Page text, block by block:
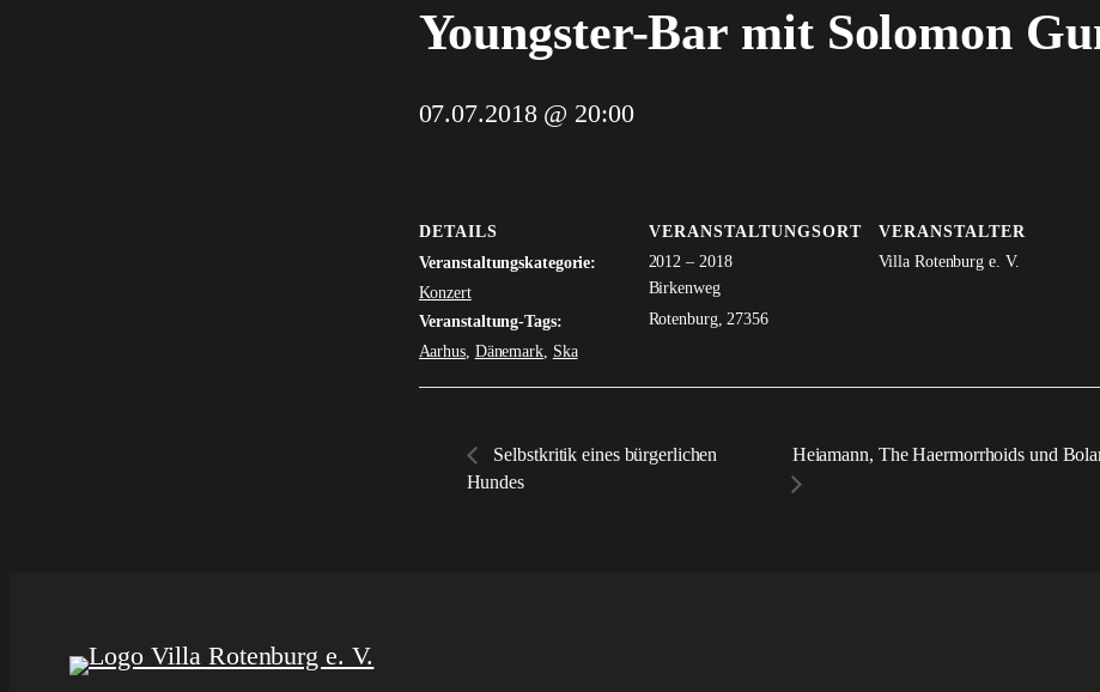
Youngster-Bar mit Solomon
07.07.2018 @ 20:00
DETAILS
Veranstaltungskategorie:
Konzert
Veranstaltung-Tags:
Aarhus, Dänemark, Ska
VERANSTALTUNGSORT
2012 – 2018
Birkenweg
Rotenburg, 27356
VERANSTALTER
Villa Rotenburg e. V.
Selbstkritik eines bürgerlichen
Hundes
Heiamann, The Haermorrhoids und